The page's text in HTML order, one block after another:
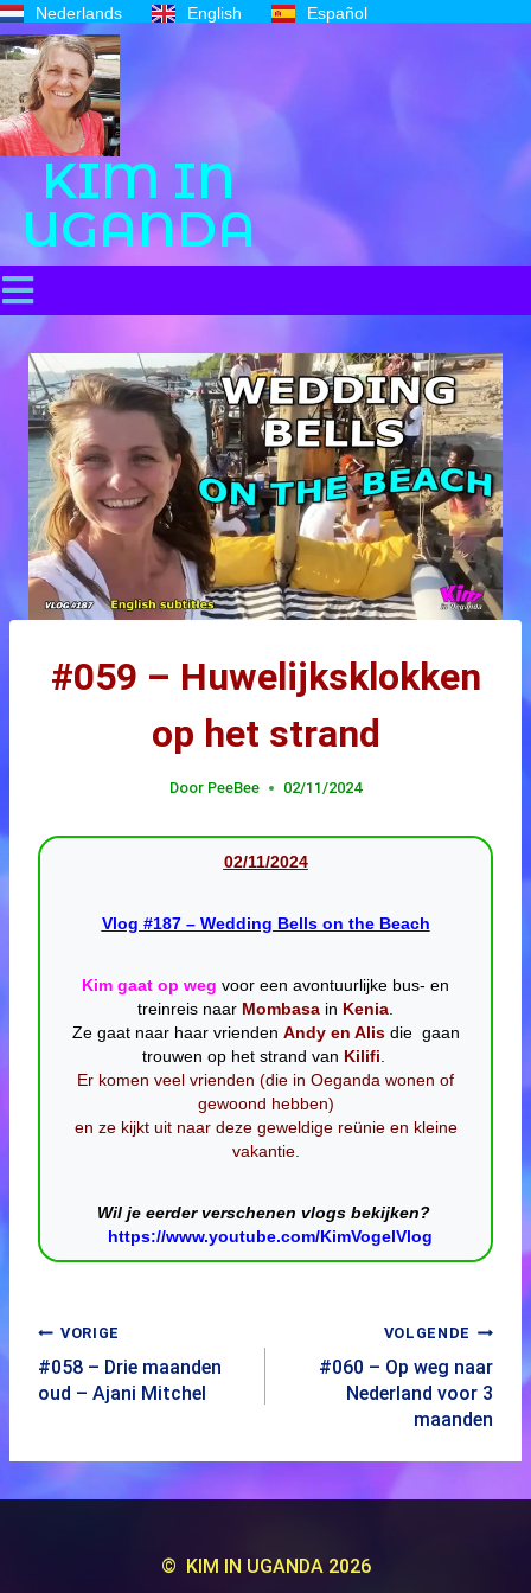
Nederlands English Español
KIM IN
UGANDA
#059 – Huwelijksklokken
op het strand
Door PeeBee 02/11/2024
02/11/2024
Vlog #187 – Wedding Bells on the Beach
Kim gaat op weg voor een avontuurlijke bus- en
treinreis naar Mombasa in Kenia.
Ze gaat naar haar vrienden Andy en Alisdie gaan
trouwen op het strand van Kilifi.
Er komen veel vrienden (die in Oeganda wonen of
gewoond hebben)
en ze kijkt uit naar deze geweldige reünie en kleine
vakantie.
Wil je eerder verschenen vlogs bekijken?
https://www.youtube.com/KimVogelVlog
VORIGE
#058 – Drie maanden
oud – Ajani Mitchel
VOLGENDE
#060 – Op weg naar
Nederland voor 3
maanden
© KIM IN UGANDA 2026